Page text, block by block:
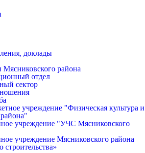
доклады
района
отдел
сектор
учреждение "Физическая культура и
учреждение "УЧС Мясниковского
учреждение Мясниковского района
строительства»